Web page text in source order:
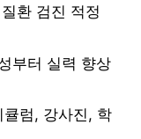
환 검진 적정
부터 실력 향상
럼, 강사진, 학